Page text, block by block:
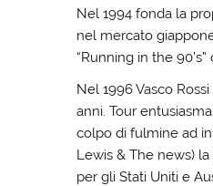
Nel 1994 fonda la
nel mercato
“Running in the
Nel 1996 Vasco
anni. Tour
colpo di fulmine ad
Lewis & The news)
per gli Stati Uniti e